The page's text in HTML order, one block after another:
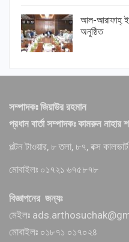
আল-আরাফাহ্
অনুষ্ঠিত
সম্পাদকঃ জিয়াউর রহমান
প্রধান বার্তা সম্পাদকঃ কামরুন নাহার
পল্টন টাওয়ার, ৮ তলা, ৮৭, বক্স
মোবাইলঃ ০১৭২১ ৬৭৫৮৭৮
বিজ্ঞাপনের জন্যঃ
মেইলঃ
মোবাইলঃ ০১৮৭১ ০১৭০২৪